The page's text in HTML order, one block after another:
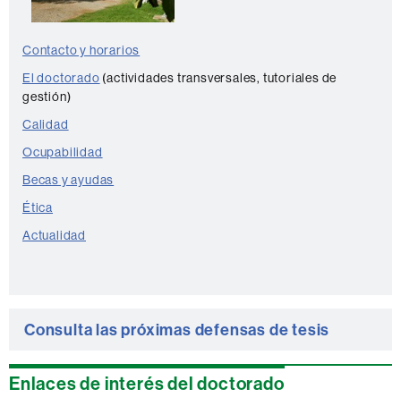
a
c
t
o
Contacto y horarios
El doctorado (actividades transversales, tutoriales de
gestión)
Calidad
Ocupabilidad
Becas y ayudas
Ética
Actualidad
Consulta las próximas defensas de tesis
Enlaces de interés del doctorado